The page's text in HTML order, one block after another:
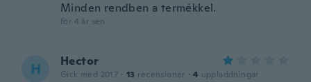
Minden rendben a termékkel.
för 4 år sen
H Hector
Gick med 2017 · 13 recensioner · 4 uppladdningar